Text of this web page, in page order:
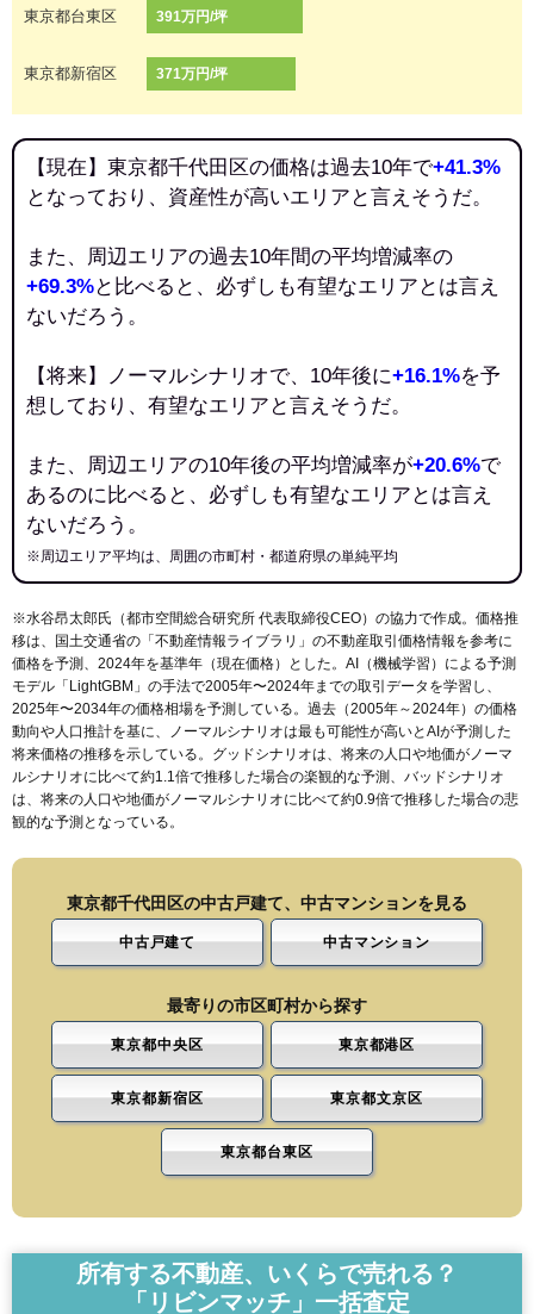
東京都台東区 391万円/坪
東京都新宿区 371万円/坪
【現在】東京都千代田区の価格は過去10年で+41.3%
となっており、資産性が高いエリアと言えそうだ。
また、周辺エリアの過去10年間の平均増減率の
+69.3%と比べると、必ずしも有望なエリアとは言え
ないだろう。
【将来】ノーマルシナリオで、10年後に+16.1%を予
想しており、有望なエリアと言えそうだ。
また、周辺エリアの10年後の平均増減率が+20.6%で
あるのに比べると、必ずしも有望なエリアとは言え
ないだろう。
※周辺エリア平均は、周囲の市町村・都道府県の単純平均
※水谷昂太郎氏（都市空間総合研究所 代表取締役CEO）の協力で作成。価格推
移は、国土交通省の「 不動産情報ライブラリ 」の不動産取引価格情報を参考に
価格を予測、2024年を基準年（現在価格）とした。AI（機械学習）による予測
モデル「LightGBM」の手法で2005年〜2024年までの取引データを学習し、
2025年〜2034年の価格相場を予測している。過去（2005年～2024年）の価格
動向や人口推計を基に、ノーマルシナリオは最も可能性が高いとAIが予測した
将来価格の推移を示している。グッドシナリオは、将来の人口や地価がノーマ
ルシナリオに比べて約1.1倍で推移した場合の楽観的な予測、バッドシナリオ
は、将来の人口や地価がノーマルシナリオに比べて約0.9倍で推移した場合の悲
観的な予測となっている。
東京都千代田区の中古戸建て、中古マンションを見る
中古戸建て 中古マンション
最寄りの市区町村から探す
東京都中央区 東京都港区
東京都新宿区 東京都文京区
東京都台東区
所有する不動産、いくらで売れる？
「リビンマッチ」一括査定